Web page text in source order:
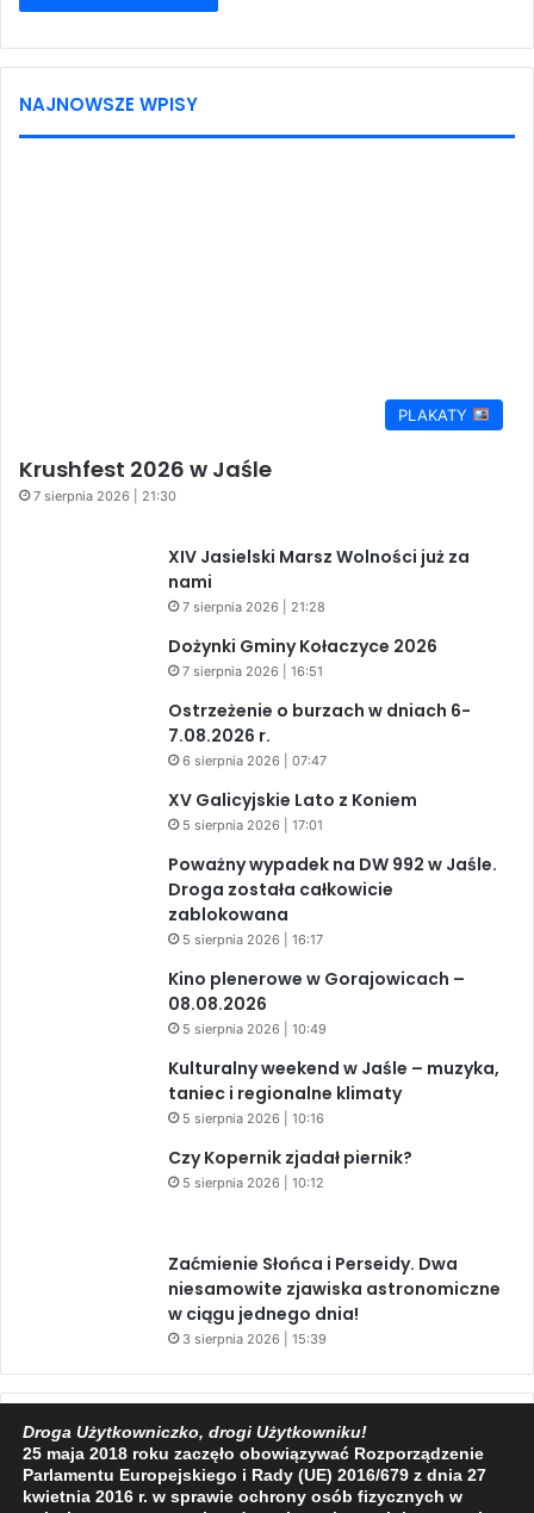
NAJNOWSZE WPISY
PLAKATY
Krushfest 2026 w Jaśle
7 sierpnia 2026 | 21:30
XIV Jasielski Marsz Wolności już za
nami
7 sierpnia 2026 | 21:28
Dożynki Gminy Kołaczyce 2026
7 sierpnia 2026 | 16:51
Ostrzeżenie o burzach w dniach 6-
7.08.2026 r.
6 sierpnia 2026 | 07:47
XV Galicyjskie Lato z Koniem
5 sierpnia 2026 | 17:01
Poważny wypadek na DW 992 w Jaśle.
Droga została całkowicie
zablokowana
5 sierpnia 2026 | 16:17
Kino plenerowe w Gorajowicach –
08.08.2026
5 sierpnia 2026 | 10:49
Kulturalny weekend w Jaśle – muzyka,
taniec i regionalne klimaty
5 sierpnia 2026 | 10:16
Czy Kopernik zjadał piernik?
5 sierpnia 2026 | 10:12
Zaćmienie Słońca i Perseidy. Dwa
niesamowite zjawiska astronomiczne
w ciągu jednego dnia!
3 sierpnia 2026 | 15:39
Facebook
X YouTube
Droga Użytkowniczko, drogi Użytkowniku!
25 maja 2018 roku zaczęło obowiązywać Rozporządzenie
Parlamentu Europejskiego i Rady (UE) 2016/679 z dnia 27
kwietnia 2016 r. w sprawie ochrony osób fizycznych w